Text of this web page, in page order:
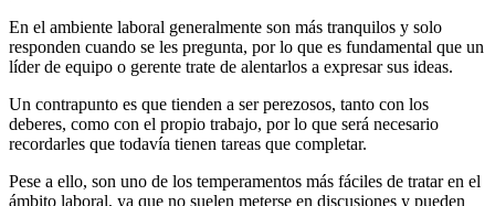
En el ambiente laboral generalmente son más tranquilos y solo
responden cuando se les pregunta, por lo que es fundamental que un
líder de equipo o gerente trate de alentarlos a expresar sus ideas.
Un contrapunto es que tienden a ser perezosos, tanto con los
deberes, como con el propio trabajo, por lo que será necesario
recordarles que todavía tienen tareas que completar.
Pese a ello, son uno de los temperamentos más fáciles de tratar en el
ámbito laboral, ya que no suelen meterse en discusiones y pueden